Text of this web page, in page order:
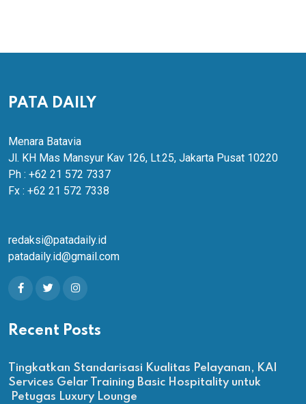
PATA DAILY
Menara Batavia
Jl. KH Mas Mansyur Kav 126, Lt.25, Jakarta Pusat 10220
Ph : +62 21 572 7337
Fx : +62 21 572 7338
redaksi@patadaily.id
patadaily.id@gmail.com
Recent Posts
Tingkatkan Standarisasi Kualitas Pelayanan, KAI
Services Gelar Training Basic Hospitality untuk
Petugas Luxury Lounge